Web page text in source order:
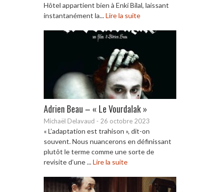
Hôtel appartient bien à Enki Bilal, laissant
instantanément la...Lire la suite
Adrien Beau – « Le Vourdalak »
Michaël Delavaud - 26 octobre 2023
« L’adaptation est trahison », dit-on
souvent. Nous nuancerons en définissant
plutôt le terme comme une sorte de
revisite d’une ...Lire la suite